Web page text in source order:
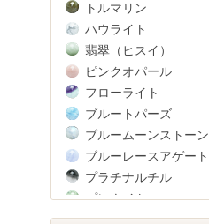
トルマリン
ハウライト
翡翠（ヒスイ）
ピンクオパール
フローライト
ブルートパーズ
ブルームーンストーン
ブルーレースアゲート
プラチナルチル
プレナイト
ヘマタイト